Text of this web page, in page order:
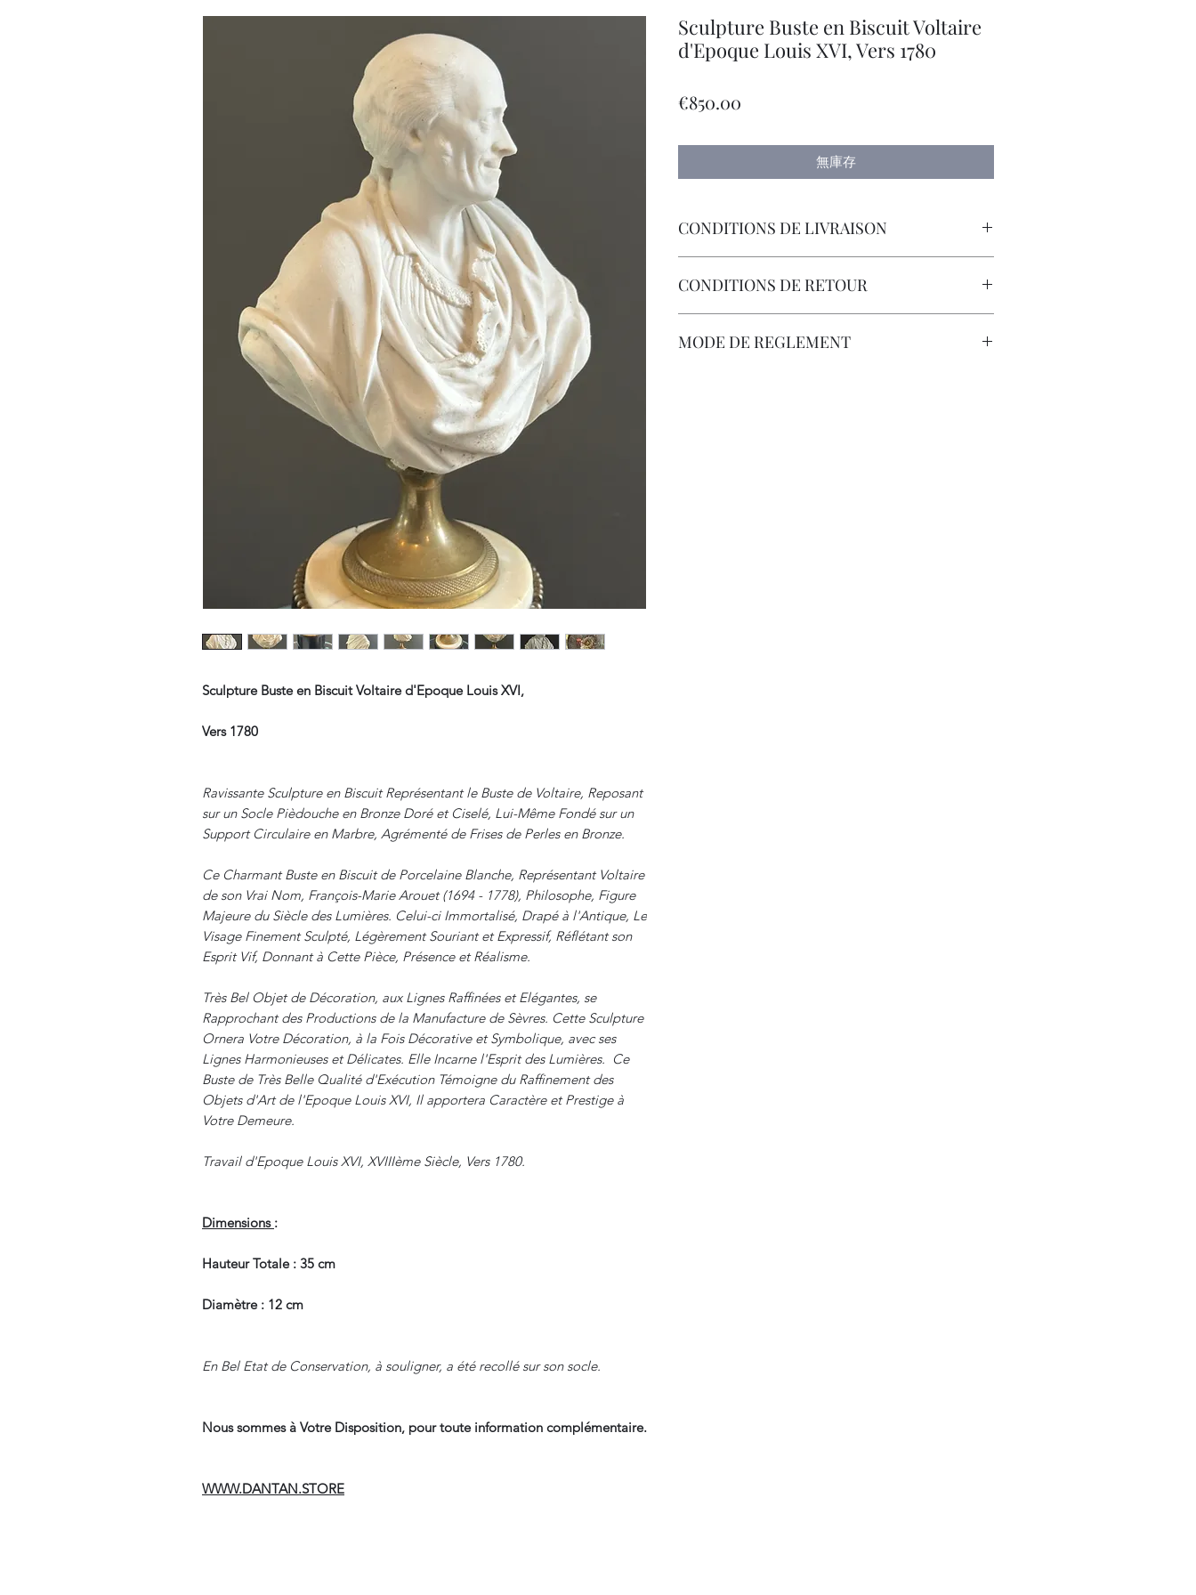
Sculpture Buste en Biscuit Voltaire d'Epoque Louis XVI,
Vers 1780
Ravissante Sculpture en Biscuit Représentant le Buste de Voltaire, Reposant
sur un Socle Pièdouche en Bronze Doré et Ciselé, Lui-Même Fondé sur un
Support Circulaire en Marbre, Agrémenté de Frises de Perles en Bronze.
Ce Charmant Buste en Biscuit de Porcelaine Blanche, Représentant Voltaire
de son Vrai Nom, François-Marie Arouet (1694 - 1778), Philosophe, Figure
Majeure du Siècle des Lumières. Celui-ci Immortalisé, Drapé à l'Antique, Le
Visage Finement Sculpté, Légèrement Souriant et Expressif, Réflétant son
Esprit Vif, Donnant à Cette Pièce, Présence et Réalisme.
Très Bel Objet de Décoration, aux Lignes Raffinées et Elégantes, se
Rapprochant des Productions de la Manufacture de Sèvres. Cette Sculpture
Ornera Votre Décoration, à la Fois Décorative et Symbolique, avec ses
Lignes Harmonieuses et Délicates. Elle Incarne l'Esprit des Lumières. Ce
Buste de Très Belle Qualité d'Exécution Témoigne du Raffinement des
Objets d'Art de l'Epoque Louis XVI, Il apportera Caractère et Prestige à
Votre Demeure.
Travail d'Epoque Louis XVI, XVIIIème Siècle, Vers 1780.
Dimensions :
Hauteur Totale : 35 cm
Diamètre : 12 cm
En Bel Etat de Conservation, à souligner, a été recollé sur son socle.
Nous sommes à Votre Disposition, pour toute information complémentaire.
WWW.DANTAN.STORE
Sculpture Buste en Biscuit Voltaire
d'Epoque Louis XVI, Vers 1780
€850.00
無庫存
CONDITIONS DE LIVRAISON
CONDITIONS DE RETOUR
MODE DE REGLEMENT